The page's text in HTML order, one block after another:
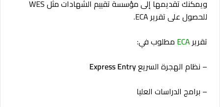
ويمكنك تقديمها إلى مؤسسة تقييم الشهادات مثل WES
للحصول على تقرير ECA.
تقرير ECA مطلوب في:
– نظام الهجرة السريع
– برامج الدراسات العليا